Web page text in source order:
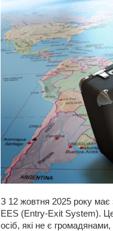
З 12 жовтня 2025 року має
EES (Entry-Exit System).
осіб, які не є